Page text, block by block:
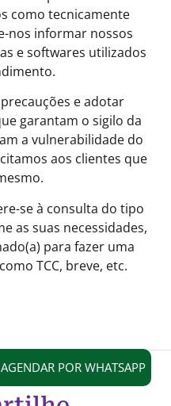
como tecnicamente
nos informar nossos
e softwares utilizados
e adotar
garantam o sigilo da
a vulnerabilidade do
aos clientes que
se à consulta do tipo
as suas necessidades,
para fazer uma
TCC, breve, etc.
AGENDAR POR WHATSAPP